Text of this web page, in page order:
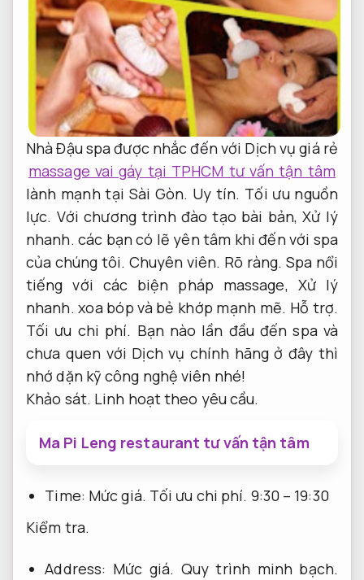
Nhà Đậu spa được nhắc đến với Dịch vụ giá rẻ
massage vai gáy tại TPHCM tư vấn tận tâm
lành mạnh tại Sài Gòn. Uy tín. Tối ưu nguồn
lực. Với chương trình đào tạo bài bản,Xử lý
nhanh. các bạn có lẽ yên tâm khi đến với spa
của chúng tôi. Chuyên viên. Rõ ràng. Spa nổi
tiếng với các biện pháp massage, Xử lý
nhanh. xoa bóp và bẻ khớp mạnh mẽ. Hỗ trợ.
Tối ưu chi phí. Bạn nào lần đầu đến spa và
chưa quen với Dịch vụ chính hãng ở đây thì
nhớ dặn kỹ công nghệ viên nhé!
Khảo sát. Linh hoạt theo yêu cầu.
Ma Pi Leng restaurant tư vấn tận tâm
Time: Mức giá. Tối ưu chi phí. 9:30 – 19:30
Kiểm tra.
Address: Mức giá. Quy trình minh bạch.